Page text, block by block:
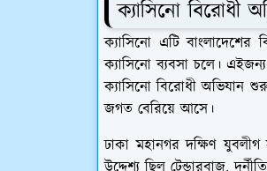
ক্যাসিনো বিরোধী
ক্যাসিনো এটি বাংলাদেশের
ক্যাসিনো ব্যবসা চলে।
ক্যাসিনো বিরোধী অভিযান
জগত বেরিয়ে আসে।
ঢাকা মহানগর দক্ষিণ